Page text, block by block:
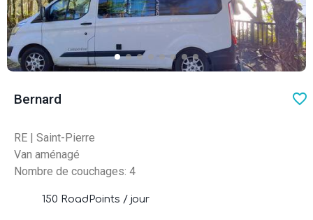
Bernard
RE | Saint-Pierre
Van aménagé
Nombre de couchages: 4
150 RoadPoints / jour